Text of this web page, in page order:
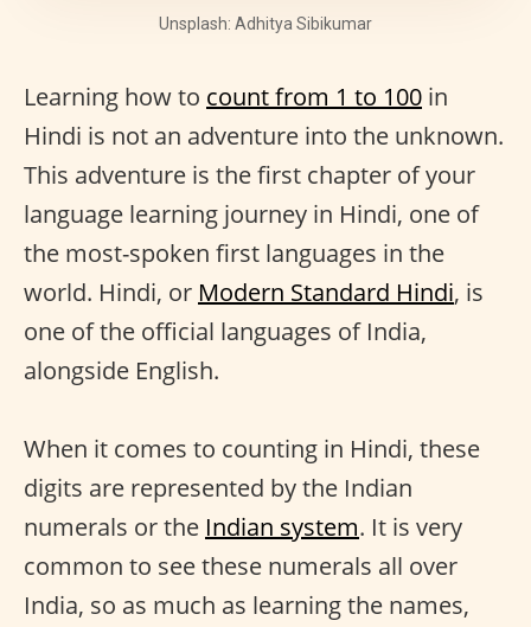
Unsplash: Adhitya Sibikumar
Learning how to count from 1 to 100 in
Hindi is not an adventure into the unknown.
This adventure is the first chapter of your
language learning journey in Hindi, one of
the most-spoken first languages in the
world. Hindi, or Modern Standard Hindi, is
one of the official languages of India,
alongside English.
When it comes to counting in Hindi, these
digits are represented by the Indian
numerals or the Indian system. It is very
common to see these numerals all over
India, so as much as learning the names,